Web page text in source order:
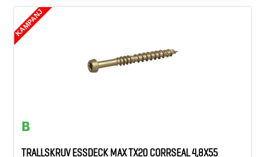
KAMPANJ
TRALLSKRUV ESSDECK MAX TX20 CORRSEAL 4,8X55